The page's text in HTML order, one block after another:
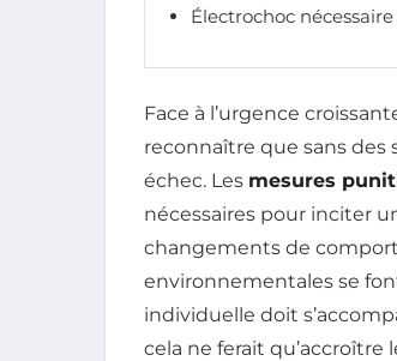
Électrochoc
Face à l’urgence
reconnaître que sans des
échec. Les mesures
nécessaires pour inciter
changements de
environnementales se
individuelle doit
cela ne ferait